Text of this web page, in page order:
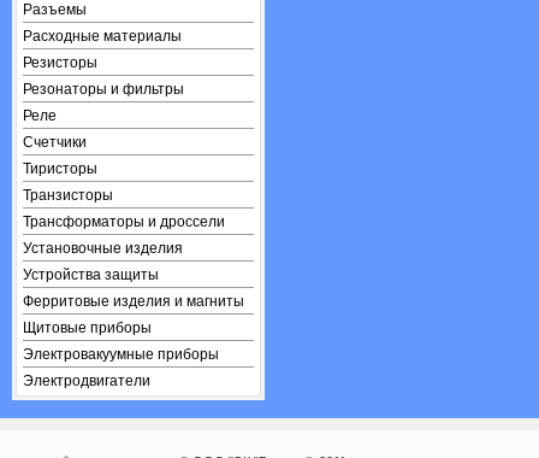
Разъемы
Расходные материалы
Резисторы
Резонаторы и фильтры
Реле
Счетчики
Тиристоры
Транзисторы
Трансформаторы и дроссели
Установочные изделия
Устройства защиты
Ферритовые изделия и магниты
Щитовые приборы
Электровакуумные приборы
Электродвигатели